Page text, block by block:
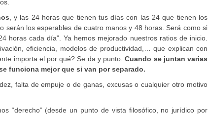
, y las 24 horas que tienen tus días con las 24 que tienen los
serán los esperables de cuatro manos y 48 horas. Será como si
horas cada día”. Ya hemos mejorado nuestros ratios de inicio.
eficiencia, modelos de productividad,… que explican con
importa el por qué? Se da y punto.Cuando se juntan varias
funciona mejor que si van por separado.
falta de empuje o de ganas, excusas o cualquier otro motivo
“derecho” (desde un punto de vista filosófico, no jurídico por